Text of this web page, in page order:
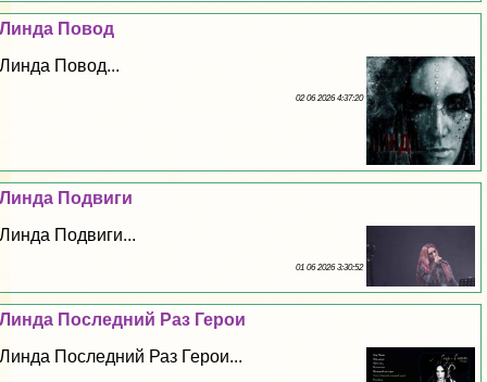
Линда Повод
Линда Повод...
02 06 2026 4:37:20
Линда Подвиги
Линда Подвиги...
01 06 2026 3:30:52
Линда Последний Раз Герои
Линда Последний Раз Герои...